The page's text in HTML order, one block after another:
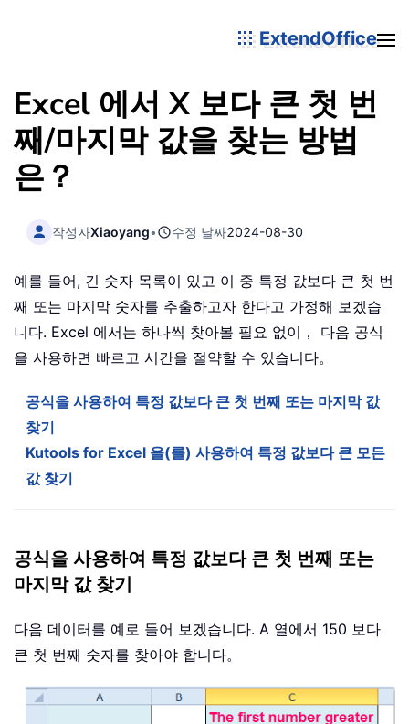
ExtendOffice
Excel 에서 X 보다 큰 첫 번
째/마지막 값을 찾는 방법
은？
작성자Xiaoyang• 수정 날짜2024-08-30
예를 들어, 긴 숫자 목록이 있고 이 중 특정 값보다 큰 첫 번
째 또는 마지막 숫자를 추출하고자 한다고 가정해 보겠습
니다. Excel 에서는 하나씩 찾아볼 필요 없이， 다음 공식
을 사용하면 빠르고 시간을 절약할 수 있습니다。
공식을 사용하여 특정 값보다 큰 첫 번째 또는 마지막 값
찾기
Kutools for Excel 을(를) 사용하여 특정 값보다 큰 모든
값 찾기
공식을 사용하여 특정 값보다 큰 첫 번째 또는
마지막 값 찾기
다음 데이터를 예로 들어 보겠습니다. A 열에서 150 보다
큰 첫 번째 숫자를 찾아야 합니다。